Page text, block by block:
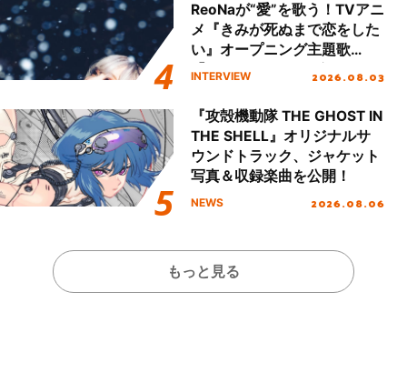
ReoNaが“愛”を歌う！TVアニ
メ『きみが死ぬまで恋をした
い』オープニング主題歌
「Amore」インタビュー
INTERVIEW 2026.08.03
『攻殻機動隊 THE GHOST IN
THE SHELL』オリジナルサ
ウンドトラック、ジャケット
写真＆収録楽曲を公開！
NEWS 2026.08.06
もっと見る